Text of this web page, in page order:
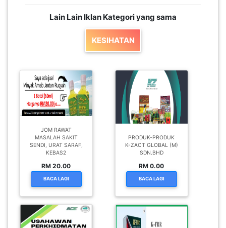
Lain Lain Iklan Kategori yang sama
KESIHATAN
JOM RAWAT
MASALAH SAKIT
SENDI, URAT SARAF,
KEBAS2
RM 20.00
BACA LAGI
PRODUK-PRODUK
K-ZACT GLOBAL (M)
SDN.BHD
RM 0.00
BACA LAGI